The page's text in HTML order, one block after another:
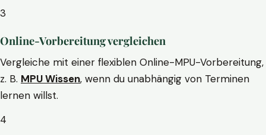
3
Online-Vorbereitung vergleichen
Vergleiche mit einer flexiblen Online-MPU-Vorbereitung,
z. B. MPU Wissen, wenn du unabhängig von Terminen
lernen willst.
4